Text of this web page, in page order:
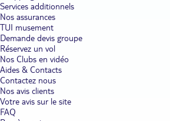
Services additionnels
Nos assurances
TUI musement
Demande devis groupe
Réservez un vol
Nos Clubs en vidéo
Aides & Contacts
Contactez nous
Nos avis clients
Votre avis sur le site
FAQ